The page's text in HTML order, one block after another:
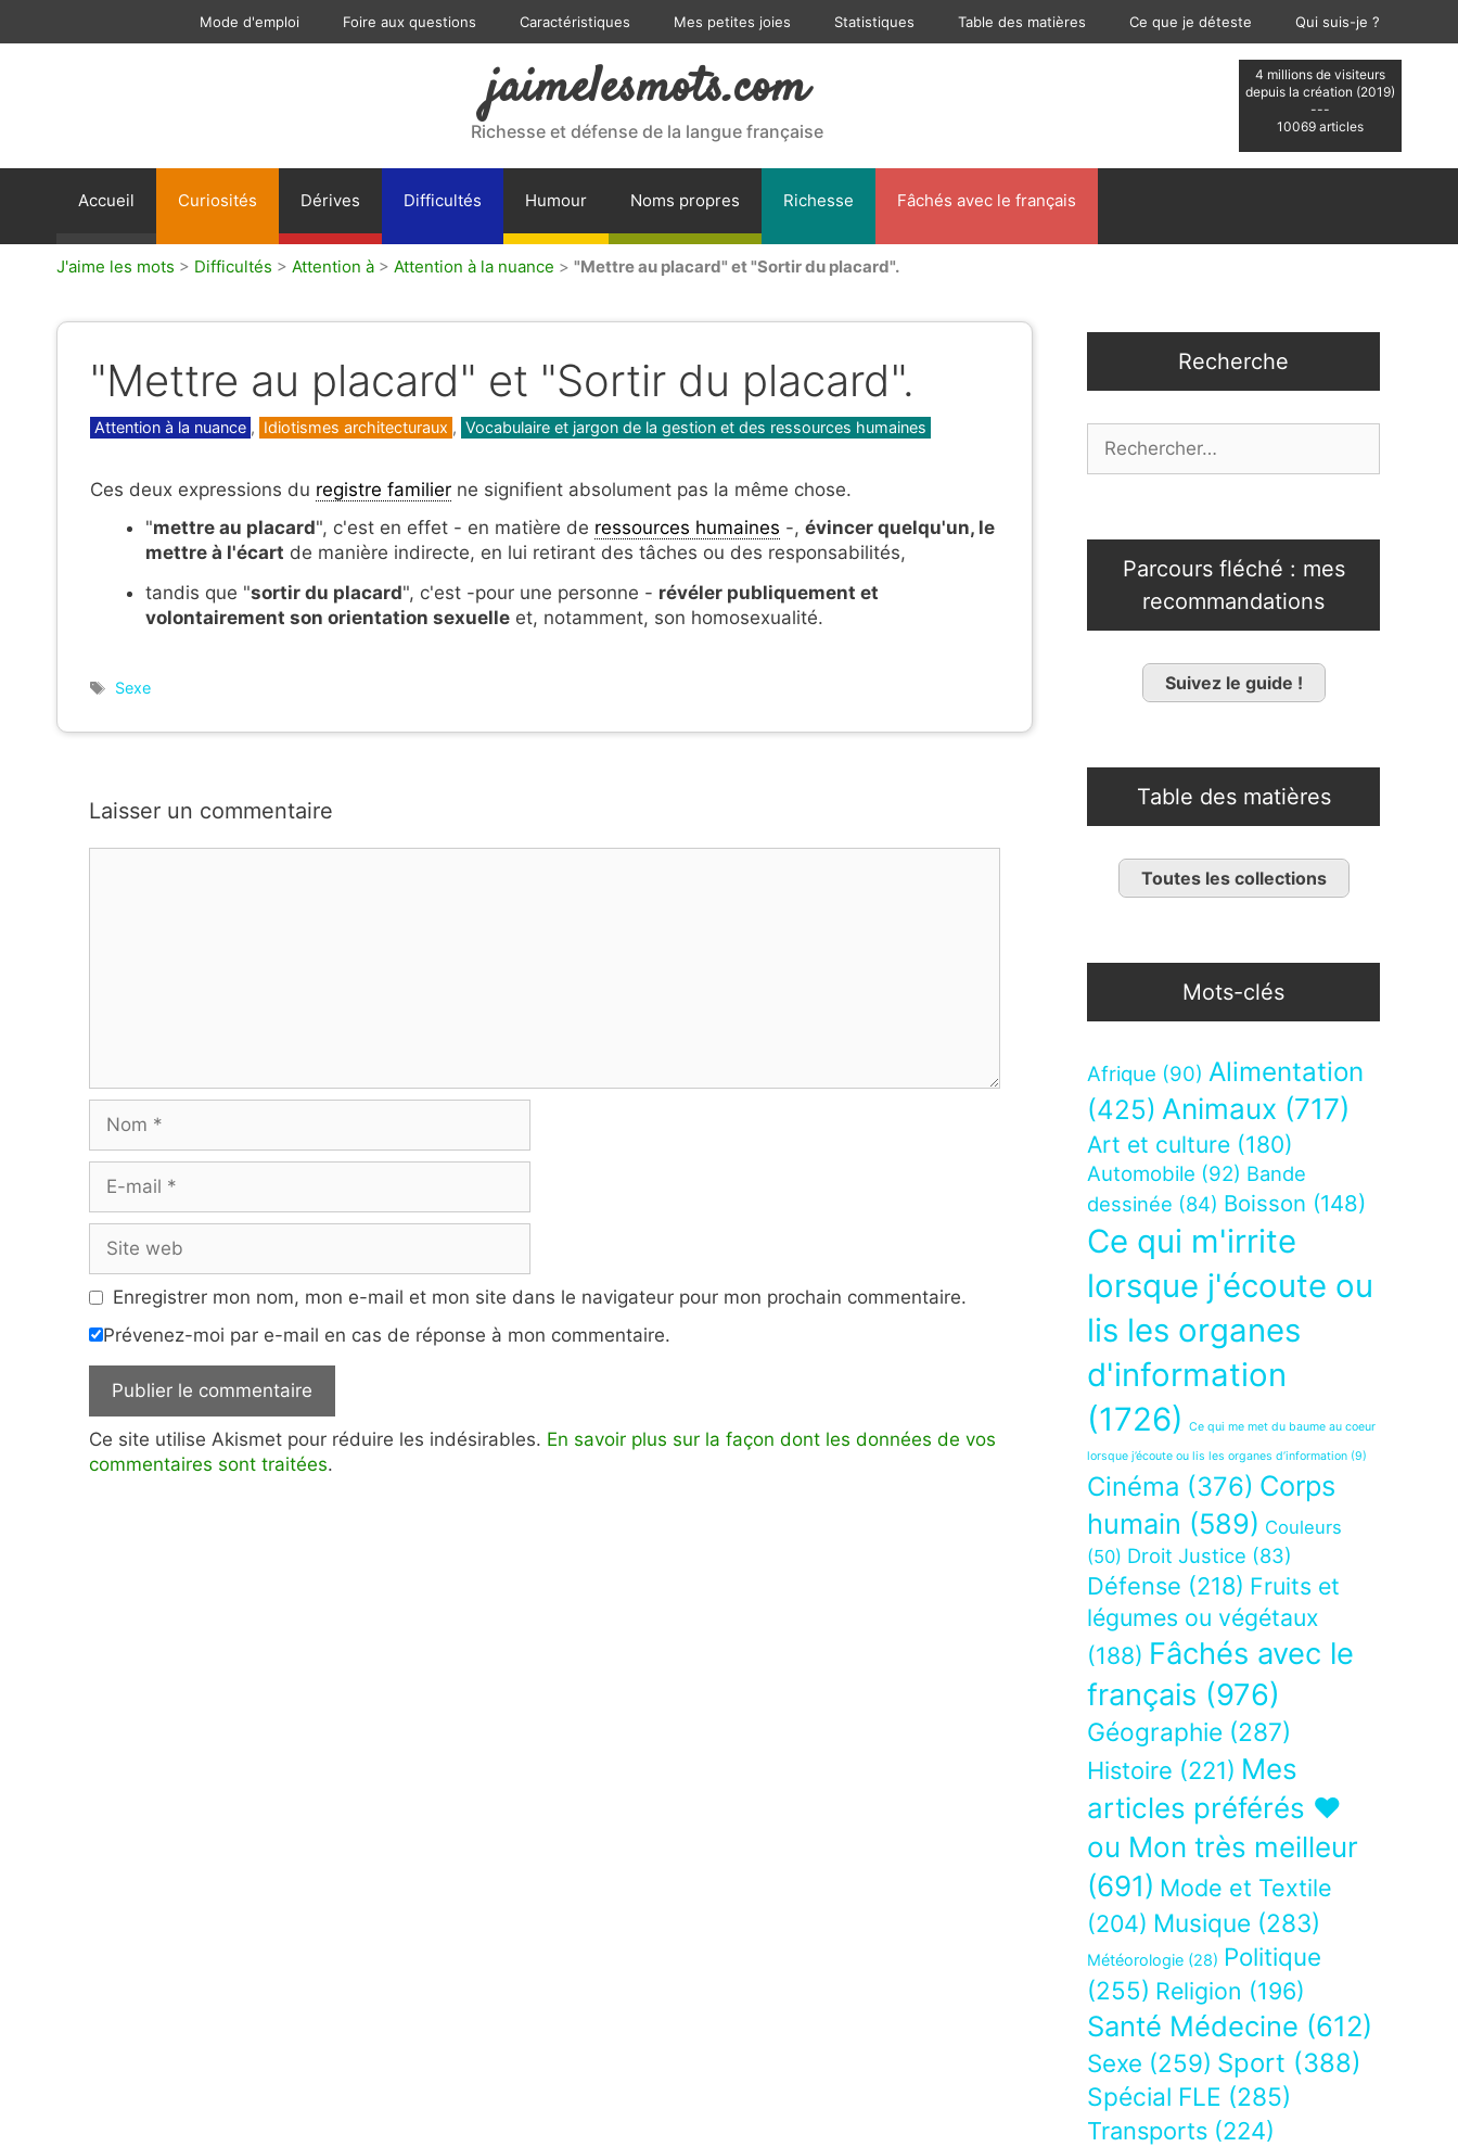
Mode d'emploi Foire aux questions Caractéristiques Mes petites joies Statistiques Table des matières Ce que je déteste Qui suis-je ?
4 millions de visiteurs
depuis la création (2019)
---
10069 articles
jaimelesmots.com
Richesse et défense de la langue française
Accueil Curiosités Dérives Difficultés Humour Noms propres Richesse Fâchés avec le français
J'aime les mots > Difficultés > Attention à > Attention à la nuance > "Mettre au placard" et "Sortir du placard".
"Mettre au placard" et "Sortir du placard".
Catégories
Attention à la nuance , Idiotismes architecturaux , Vocabulaire et jargon de la gestion et des ressources humaines
Ces deux expressions du registre familier ne signifient absolument pas la même chose.
"mettre au placard", c'est en effet - en matière de ressources humaines -, évincer quelqu'un, le
mettre à l'écart de manière indirecte, en lui retirant des tâches ou des responsabilités,
tandis que "sortir du placard", c'est -pour une personne - révéler publiquement et
volontairement son orientation sexuelle et, notamment, son homosexualité.
Étiquettes
Sexe
Laisser un commentaire
mail
web
Enregistrer mon nom, mon e-mail et mon site dans le navigateur pour mon prochain commentaire.
Prévenez-moi par e-mail en cas de réponse à mon commentaire.
Ce site utilise Akismet pour réduire les indésirables. En savoir plus sur la façon dont les données de vos
commentaires sont traitées.
Recherche
Parcours fléché : mes
recommandations
Suivez le guide !
Table des matières
Toutes les collections
Mots-clés
Afrique (90) Alimentation
(425) Animaux (717)
Art et culture (180)
Automobile (92) Bande
dessinée (84) Boisson (148)
Ce qui m'irrite
lorsque j'écoute ou
lis les organes
d'information
(1726)
Ce qui me met du baume au coeur
lorsque j’écoute ou lis les organes d’information (9)
Cinéma (376) Corps
humain (589) Couleurs
(50) Droit Justice (83)
Défense (218) Fruits et
légumes ou végétaux
(188) Fâchés avec le
français (976)
Géographie (287)
Histoire (221) Mes
articles préférés ❤
ou Mon très meilleur
(691) Mode et Textile
(204) Musique (283)
Météorologie (28) Politique
(255) Religion (196)
Santé Médecine (612)
Sexe (259) Sport (388)
Spécial FLE (285)
Transports (224)